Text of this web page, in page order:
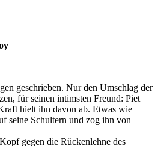
geschrieben. Nur den Umschlag der
für seinen intimsten Freund: Piet
hielt ihn davon ab. Etwas wie
seine Schultern und zog ihn von
gegen die Rückenlehne des